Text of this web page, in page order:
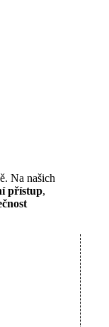
Na našich
přístup,